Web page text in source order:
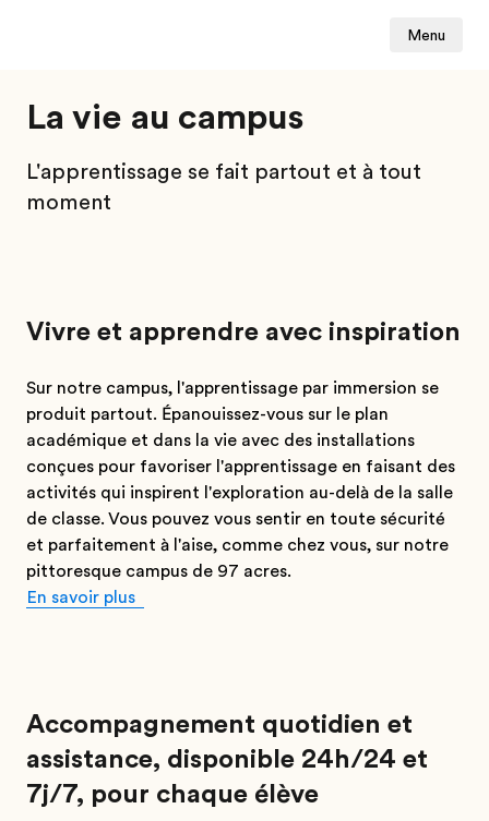
Menu
La vie au campus
L'apprentissage se fait partout et à tout
moment
Vivre et apprendre avec inspiration
Sur notre campus, l'apprentissage par immersion se
produit partout. Épanouissez-vous sur le plan
académique et dans la vie avec des installations
conçues pour favoriser l'apprentissage en faisant des
activités qui inspirent l'exploration au-delà de la salle
de classe. Vous pouvez vous sentir en toute sécurité
et parfaitement à l'aise, comme chez vous, sur notre
pittoresque campus de 97 acres.
En savoir plus
Accompagnement quotidien et
assistance, disponible 24h/24 et
7j/7, pour chaque élève